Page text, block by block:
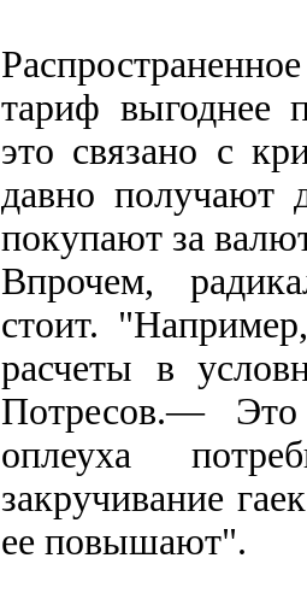
тариф выгоднее
это связано с
давно получают
покупают за
Впрочем,
стоит.
расчеты в
Потресов.— Это
оплеуха
закручивание
ее повышают".